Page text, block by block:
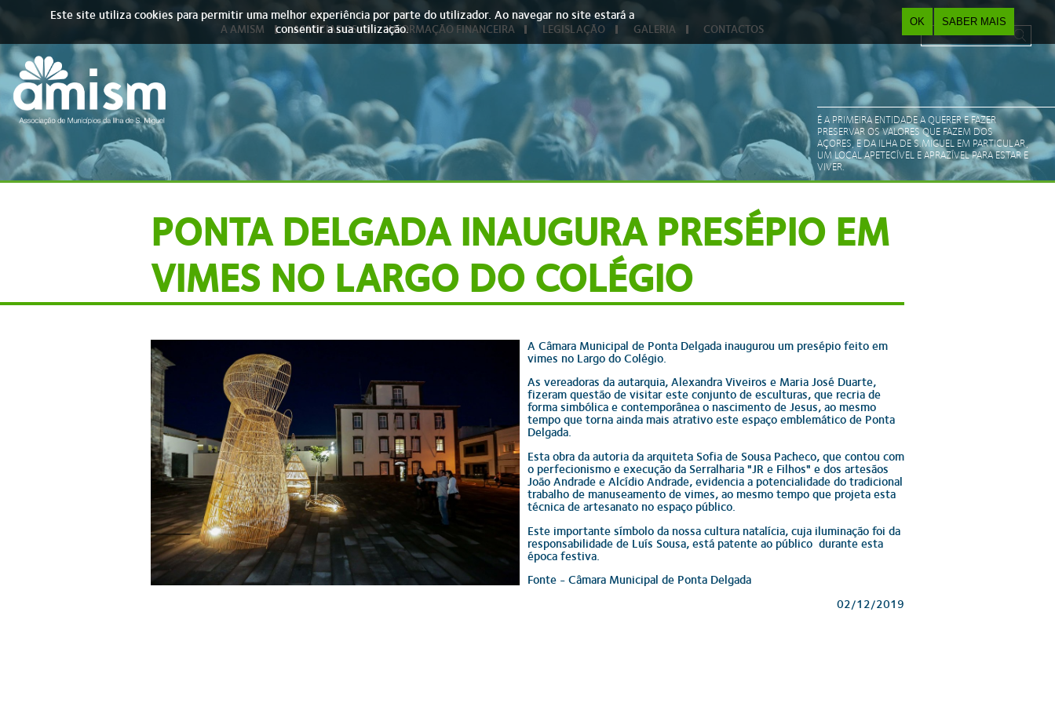
Este site utiliza cookies para permitir uma melhor experiência por parte do utilizador. Ao navegar no site estará a
consentir a sua utilização.
OK SABER MAIS
A AMISM ASSOCIADOS INFORMAÇÃO FINANCEIRA LEGISLAÇÃO GALERIA CONTACTOS
Search form
É A PRIMEIRA ENTIDADE A QUERER E FAZER
PRESERVAR OS VALORES QUE FAZEM DOS
AÇORES, E DA ILHA DE S.MIGUEL EM PARTICULAR,
UM LOCAL APETECÍVEL E APRAZÍVEL PARA ESTAR E
VIVER.
PONTA DELGADA INAUGURA PRESÉPIO EM
VIMES NO LARGO DO COLÉGIO
A Câmara Municipal de Ponta Delgada inaugurou um presépio feito em
vimes no Largo do Colégio.
As vereadoras da autarquia, Alexandra Viveiros e Maria José Duarte,
fizeram questão de visitar este conjunto de esculturas, que recria de
forma simbólica e contemporânea o nascimento de Jesus, ao mesmo
tempo que torna ainda mais atrativo este espaço emblemático de Ponta
Delgada.
Esta obra da autoria da arquiteta Sofia de Sousa Pacheco, que contou com
o perfecionismo e execução da Serralharia "JR e Filhos" e dos artesãos
João Andrade e Alcídio Andrade, evidencia a potencialidade do tradicional
trabalho de manuseamento de vimes, ao mesmo tempo que projeta esta
técnica de artesanato no espaço público.
Este importante símbolo da nossa cultura natalícia, cuja iluminação foi da
responsabilidade de Luís Sousa, está patente ao público durante esta
época festiva.
Fonte - Câmara Municipal de Ponta Delgada
02/12/2019